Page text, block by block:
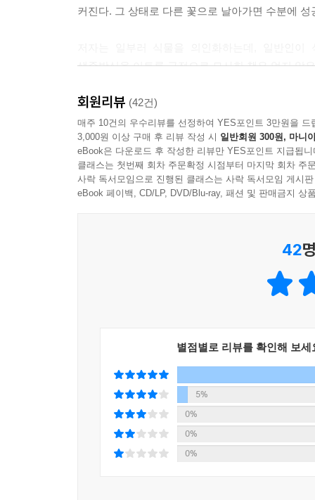
커진다. 그 상태로 다른 꽃으로 날아가면 수분에
생존방식을 이토록 극적으로 묘사한 책은 없지 않
인간세계에 이런 기묘한 체인점은 존재하지 않지
못해 뻔질나게 파친코나 경마장에 들락거리는
모습이야말로 꽃에서 꽃으로 날아다니는 곤충의
흐드러지게 핀 꽃, 꽃에서 꽃으로 날아다니는 나
그녀의 마음을 어떻게 사로잡을지는 역시 스스
이런 생각이 강하면 강할수록 단풍의 붉은색은 더
저자는 “식물의 생존방식을 알게 된 지금 우리가
하는 것이 저자의 숨은 의도인 것. 식물의 발칙한
회원리뷰 (42건)
매주 10건의 우수리뷰를 선정하여 YES포인트 3만원을 드
3,000원 이상 구매 후 리뷰 작성 시 일반회원 300원, 마니
eBook은 다운로드 후 작성한 리뷰만 YES포인트 지급됩니
클래스는 첫번째 회차 주문확정 시점부터 마지막 회차 주
사락 독서모임으로 진행된 클래스는 사락 독서모임 게시
eBook 페이백, CD/LP, DVD/Blu-ray, 패션 및 판매금지 상
42
별점별로 리뷰를 확인해 보세
5%
0%
0%
0%